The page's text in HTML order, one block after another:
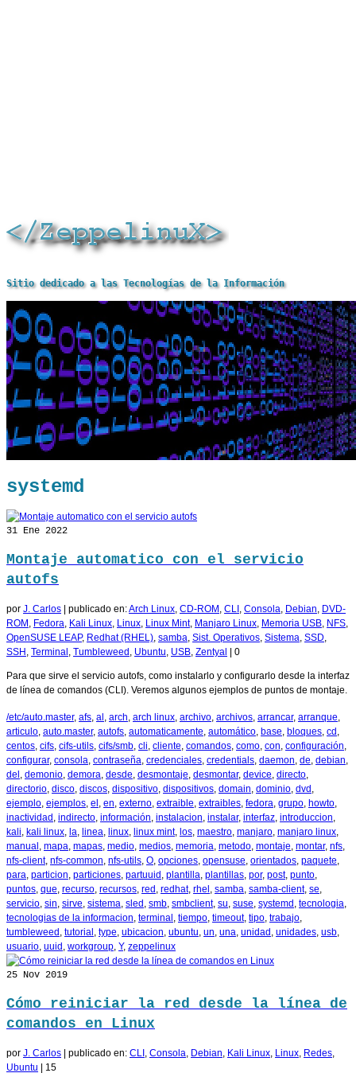
Sitio dedicado a las Tecnologías de la Información
systemd
31 Ene 2022
Montaje automatico con el servicio
autofs
por J. Carlos publicado en:Arch Linux, CD-ROM , CLI , Consola, Debian, DVD-
ROM , Fedora, Kali Linux, Linux, Linux Mint, Manjaro Linux, Memoria USB, NFS,
OpenSUSE LEAP, Redhat (RHEL), samba, Sist. Operativos, Sistema, SSD,
SSH , Terminal , Tumbleweed , Ubuntu, USB, Zentyal 0
Para que sirve el servicio autofs, como instalarlo y configurarlo desde la interfaz
de línea de comandos (CLI). Veremos algunos ejemplos de puntos de montaje.
/etc/auto.master, afs, al , arch, arch linux, archivo, archivos, arrancar, arranque,
articulo, auto.master, autofs, automaticamente, automático, base, bloques, cd ,
centos, cifs, cifs-utils, cifs/smb, cli, cliente, comandos, como, con, configuración,
configurar, consola, contraseña, credenciales, credentials, daemon, de, debian,
del , demonio, demora, desde, desmontaje, desmontar, device, directo,
directorio, disco, discos, dispositivo, dispositivos, domain, dominio, dvd ,
ejemplo, ejemplos, el , en, externo, extraible, extraibles, fedora, grupo, howto,
inactividad , indirecto, información, instalacion, instalar, interfaz, introduccion,
kali, kali linux, la, linea, linux, linux mint, los, maestro, manjaro, manjaro linux,
manual , mapa, mapas, medio, medios, memoria, metodo, montaje, montar, nfs,
nfs-client, nfs-common, nfs-utils, O, opciones, opensuse, orientados, paquete,
para, particion, particiones, partuuid , plantilla, plantillas, por, post, punto,
puntos, que, recurso, recursos, red , redhat, rhel , samba, samba-client, se,
servicio, sin, sirve, sistema, sled , smb, smbclient, su, suse, systemd , tecnologia,
tecnologias de la informacion, terminal , tiempo, timeout, tipo, trabajo,
tumbleweed , tutorial , type, ubicacion, ubuntu, un, una, unidad , unidades, usb,
usuario, uuid , workgroup, Y, zeppelinux
25 Nov 2019
Cómo reiniciar la red desde la línea de
comandos en Linux
por J. Carlos publicado en: CLI , Consola, Debian, Kali Linux, Linux, Redes,
Ubuntu
15